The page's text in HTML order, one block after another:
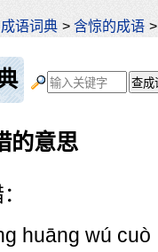
成语词典 >含惊的成语 >
的意思
huāng wú cuò